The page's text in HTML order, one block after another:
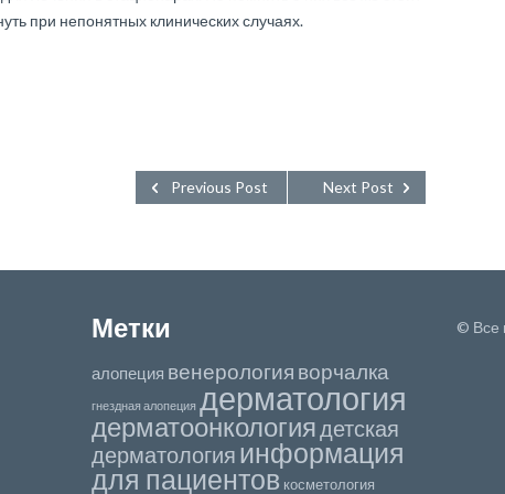
при непонятных клинических случаях.
Next Post
Previous Post
Метки
алопеция венерология ворчалка
гнездная алопеция дерматология
дерматоонкологиядетская
дерматология информация
для пациентов косметология
© Все